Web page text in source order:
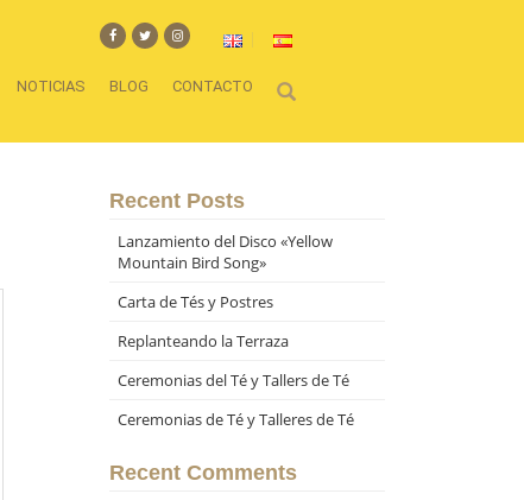
NOTICIAS BLOG CONTACTO
Recent Posts
Lanzamiento del Disco «Yellow
Mountain Bird Song»
Carta de Tés y Postres
Replanteando la Terraza
Ceremonias del Té y Tallers de Té
Ceremonias de Té y Talleres de Té
Recent Comments